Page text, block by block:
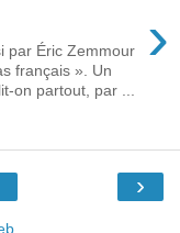
›
par Éric Zemmour
français ». Un
on partout, par ...
›